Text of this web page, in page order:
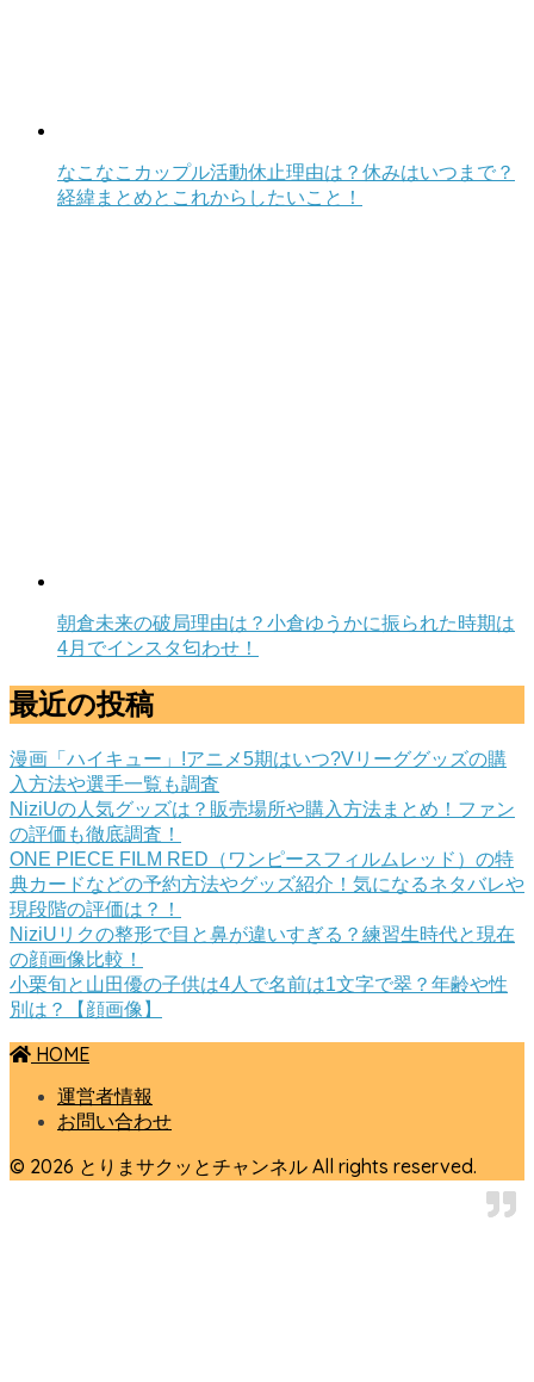
なこなこカップル活動休止理由は？休みはいつまで？
経緯まとめとこれからしたいこと！
朝倉未来の破局理由は？小倉ゆうかに振られた時期は
4月でインスタ匂わせ！
最近の投稿
漫画「ハイキュー」!アニメ5期はいつ?Vリーググッズの購
入方法や選手一覧も調査
NiziUの人気グッズは？販売場所や購入方法まとめ！ファン
の評価も徹底調査！
ONE PIECE FILM RED（ワンピースフィルムレッド）の特
典カードなどの予約方法やグッズ紹介！気になるネタバレや
現段階の評価は？！
NiziUリクの整形で目と鼻が違いすぎる？練習生時代と現在
の顔画像比較！
小栗旬と山田優の子供は4人で名前は1文字で翠？年齢や性
別は？【顔画像】
HOME
運営者情報
お問い合わせ
© 2026 とりまサクッとチャンネル All rights reserved.